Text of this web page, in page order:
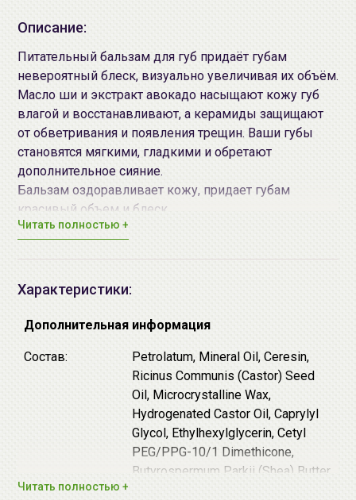
Описание:
Питательный бальзам для губ придаёт губам
невероятный блеск, визуально увеличивая их объём.
Масло ши и экстракт авокадо насыщают кожу губ
влагой и восстанавливают, а керамиды защищают
от обветривания и появления трещин. Ваши губы
становятся мягкими, гладкими и обретают
дополнительное сияние.
Бальзам оздоравливает кожу, придает губам
красивый объем и блеск.
Читать полностью +
Характеристики:
Дополнительная информация
Состав:
Petrolatum, Mineral Oil, Ceresin,
Ricinus Communis (Castor) Seed
Oil, Microcrystalline Wax,
Hydrogenated Castor Oil, Caprylyl
Glycol, Ethylhexylglycerin, Cetyl
PEG/PPG-10/1 Dimethicone,
Butyrospermum Parkii (Shea) Butter,
Читать полностью +